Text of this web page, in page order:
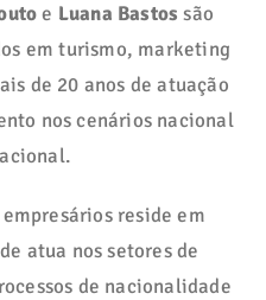
e Luana Bastos são
em turismo, marketing
de 20 anos de atuação
nos cenários nacional
reside em
atua nos setores de
de nacionalidade